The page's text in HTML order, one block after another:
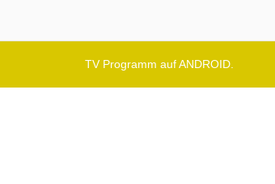
TV Programm auf ANDROID.